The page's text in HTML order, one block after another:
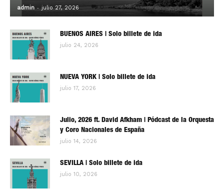
admin - julio 27, 2026 0
BUENOS AIRES | Solo billete de ida
julio 24, 2026
NUEVA YORK | Solo billete de ida
julio 17, 2026
Julio, 2026 ft. David Afkham | Pódcast de la Orquesta
y Coro Nacionales de España
julio 14, 2026
SEVILLA | Solo billete de ida
julio 10, 2026